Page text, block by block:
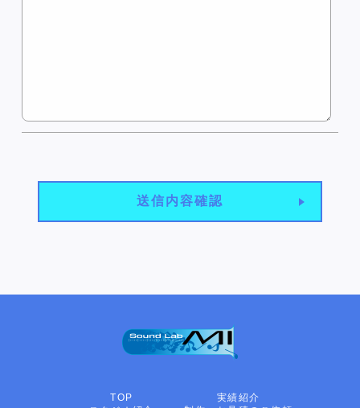
送信内容確認
TOP
実績紹介